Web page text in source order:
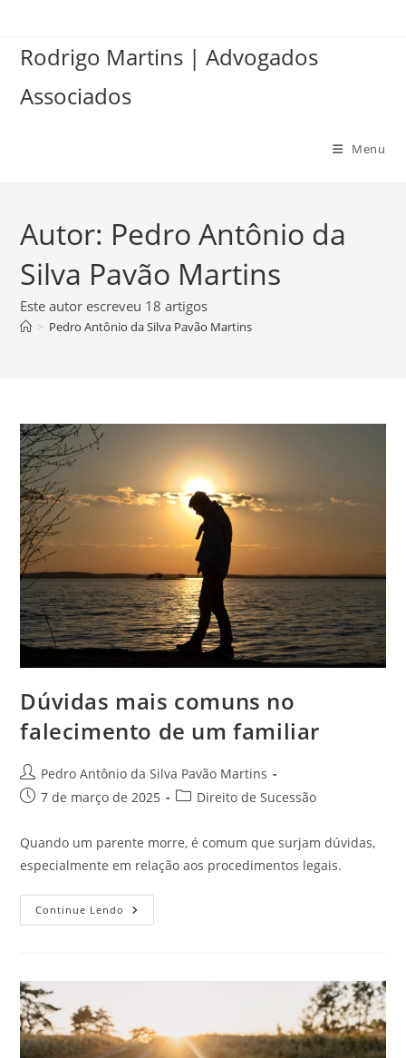
Rodrigo Martins | Advogados
Associados
Menu
Autor: Pedro Antônio da
Silva Pavão Martins
Este autor escreveu 18 artigos
> Pedro Antônio da Silva Pavão Martins
Dúvidas mais comuns no
falecimento de um familiar
Autor
do
Pedro Antônio da Silva Pavão Martins
Post7 de março de 2025
Categoria
post:
Direito de Sucessão
Quando um parente morre, é comum que surjam dúvidas,
especialmente em relação aos procedimentos legais.
Continue Lendo Dúvidas
Mais
Um